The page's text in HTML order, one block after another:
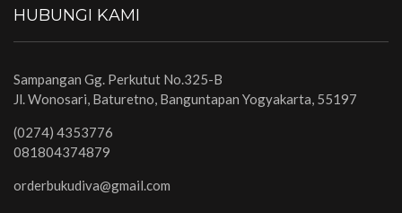
HUBUNGI KAMI
Sampangan Gg. Perkutut No.325-B
Jl. Wonosari, Baturetno, Banguntapan Yogyakarta, 55197
(0274) 4353776
081804374879
orderbukudiva@gmail.com